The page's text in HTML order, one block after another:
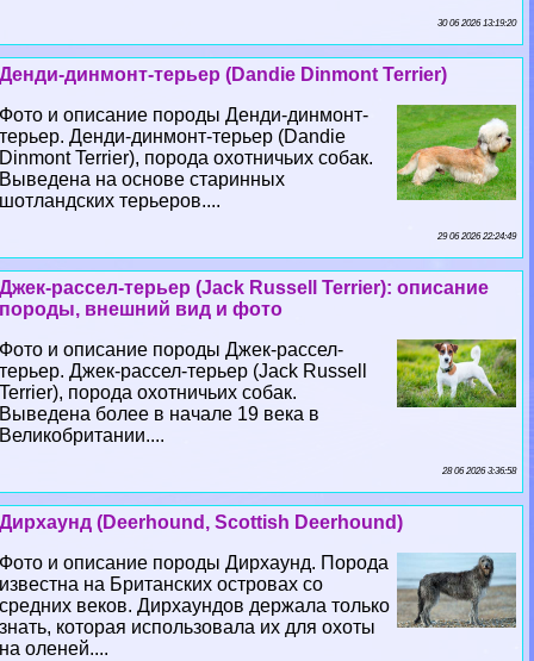
30 06 2026 13:19:20
Денди-динмонт-терьер (Dandie Dinmont Terrier)
Фото и описание породы Денди-динмонт-
терьер. Денди-динмонт-терьер (Dandie
Dinmont Terrier), порода охотничьих собак.
Выведена на основе старинных
шотландских терьеров....
29 06 2026 22:24:49
Джек-рассел-терьер (Jack Russell Terrier): описание
породы, внешний вид и фото
Фото и описание породы Джек-рассел-
терьер. Джек-рассел-терьер (Jack Russell
Terrier), порода охотничьих собак.
Выведена более в начале 19 века в
Великобритании....
28 06 2026 3:36:58
Дирхаунд (Deerhound, Scottish Deerhound)
Фото и описание породы Дирхаунд. Порода
известна на Британских островах со
средних веков. Дирхаундов держала только
знать, которая использовала их для охоты
на оленей....